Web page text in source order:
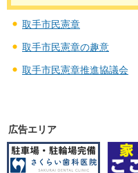
取手市民憲章
取手市民憲章の趣意
取手市民憲章推進協議会
広告エリア